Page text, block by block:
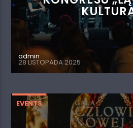
admin
28 LISTOPADA 2025
EVENTS